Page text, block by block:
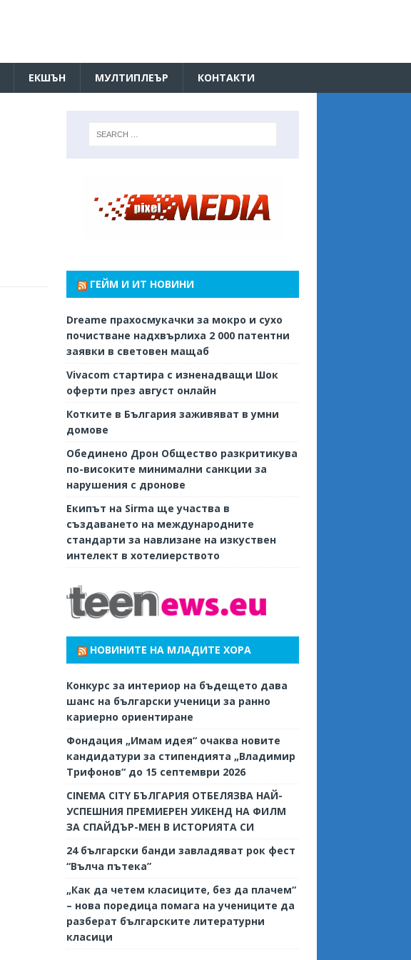
ЕКШЪН МУЛТИПЛЕЪР КОНТАКТИ
ГЕЙМ И ИТ НОВИНИ
Dreame прахосмукачки за мокро и сухо
почистване надхвърлиха 2 000 патентни
заявки в световен мащаб
Vivacom стартира с изненадващи Шок
оферти през август онлайн
Котките в България заживяват в умни
домове
Обединено Дрон Общество разкритикува
по-високите минимални санкции за
нарушения с дронове
Екипът на Sirma ще участва в
създаването на международните
стандарти за навлизане на изкуствен
интелект в хотелиерството
НОВИНИТЕ НА МЛАДИТЕ ХОРА
Конкурс за интериор на бъдещето дава
шанс на български ученици за ранно
кариерно ориентиране
Фондация „Имам идея“ очаква новите
кандидатури за стипендията „Владимир
Трифонов“ до 15 септември 2026
CINEMA CITY БЪЛГАРИЯ ОТБЕЛЯЗВА НАЙ-
УСПЕШНИЯ ПРЕМИЕРЕН УИКЕНД НА ФИЛМ
ЗА СПАЙДЪР-МЕН В ИСТОРИЯТА СИ
24 български банди завладяват рок фест
“Вълча пътека”
„Как да четем класиците, без да плачем“
– нова поредица помага на учениците да
разберат българските литературни
класици